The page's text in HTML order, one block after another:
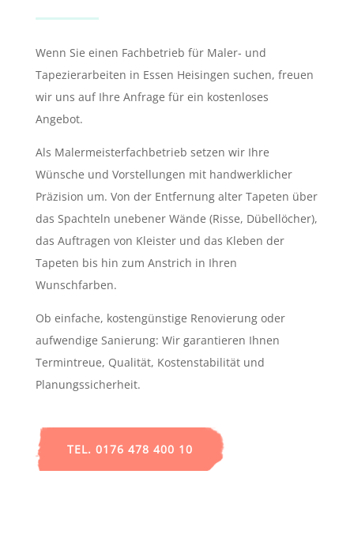
Wenn Sie einen Fachbetrieb für Maler- und
Tapezierarbeiten in Essen Heisingen suchen, freuen
wir uns auf Ihre Anfrage für ein kostenloses
Angebot.
Als Malermeisterfachbetrieb setzen wir Ihre
Wünsche und Vorstellungen mit handwerklicher
Präzision um. Von der Entfernung alter Tapeten über
das Spachteln unebener Wände (Risse, Dübellöcher),
das Auftragen von Kleister und das Kleben der
Tapeten bis hin zum Anstrich in Ihren
Wunschfarben.
Ob einfache, kostengünstige Renovierung oder
aufwendige Sanierung: Wir garantieren Ihnen
Termintreue, Qualität, Kostenstabilität und
Planungssicherheit.
TEL. 0176 478 400 10